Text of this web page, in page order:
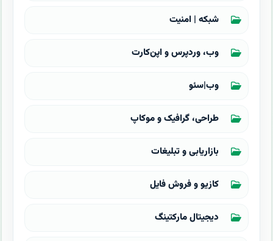
شبکه | امنیت
وب، وردپرس و اپن‌کارت
وب|سئو
طراحی، گرافیک و موکاپ
بازاریابی و تبلیغات
کازیو و فروش فایل
دیجیتال مارکتینگ